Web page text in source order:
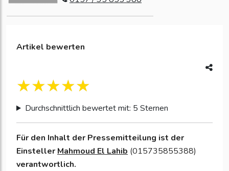
Artikel bewerten
Durchschnittlich bewertet mit: 5 Sternen
Für den Inhalt der Pressemitteilung ist der
Einsteller Mahmoud El Lahib (015735855388)
verantwortlich.